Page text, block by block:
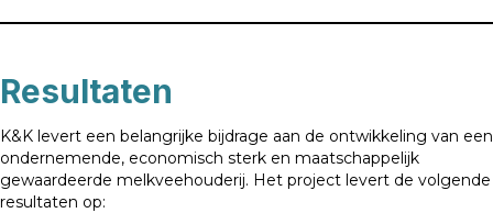
Resultaten
K&K levert een belangrijke bijdrage aan de ontwikkeling van een
ondernemende, economisch sterk en maatschappelijk
gewaardeerde melkveehouderij. Het project levert de volgende
resultaten op: